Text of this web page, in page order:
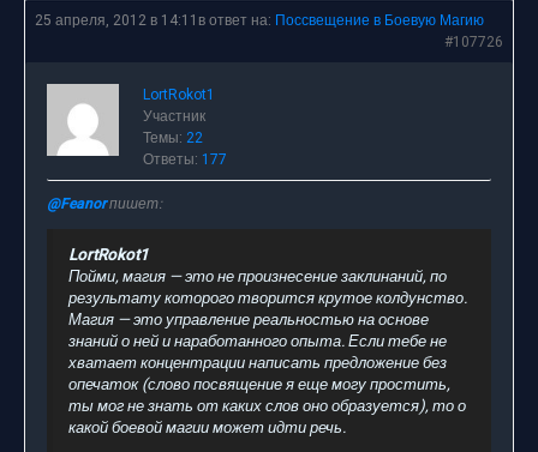
25 апреля, 2012 в 14:11 в ответ на: Поссвещение в Боевую Магию
#107726
LortRokot1
Участник
Темы: 22
Ответы: 177
@Feanorпишет:
LortRokot1
Пойми, магия — это не произнесение заклинаний, по
результату которого творится крутое колдунство.
Магия — это управление реальностью на основе
знаний о ней и наработанного опыта. Если тебе не
хватает концентрации написать предложение без
опечаток (слово посвящение я еще могу простить,
ты мог не знать от каких слов оно образуется), то о
какой боевой магии может идти речь.